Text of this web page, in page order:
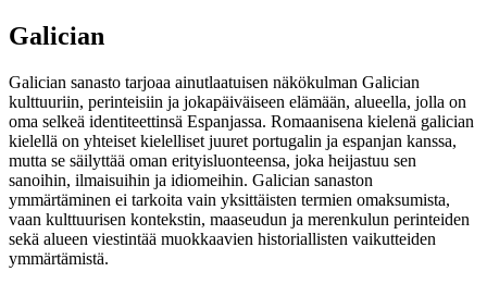
Galician
Galician sanasto tarjoaa ainutlaatuisen näkökulman Galician
kulttuuriin, perinteisiin ja jokapäiväiseen elämään, alueella, jolla on
oma selkeä identiteettinsä Espanjassa. Romaanisena kielenä galician
kielellä on yhteiset kielelliset juuret portugalin ja espanjan kanssa,
mutta se säilyttää oman erityisluonteensa, joka heijastuu sen
sanoihin, ilmaisuihin ja idiomeihin. Galician sanaston
ymmärtäminen ei tarkoita vain yksittäisten termien omaksumista,
vaan kulttuurisen kontekstin, maaseudun ja merenkulun perinteiden
sekä alueen viestintää muokkaavien historiallisten vaikutteiden
ymmärtämistä.